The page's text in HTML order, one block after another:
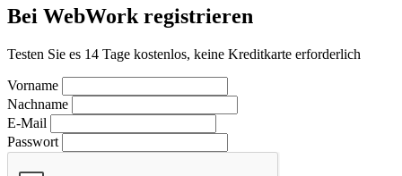
Bei WebWork registrieren
Testen Sie es 14 Tage kostenlos, keine Kreditkarte erforderlich
Vorname
Nachname
E-Mail
Passwort